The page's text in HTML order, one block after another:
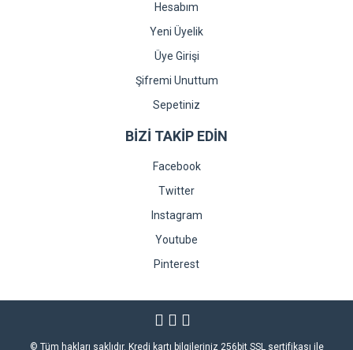
Hesabım
Yeni Üyelik
Üye Girişi
Şifremi Unuttum
Sepetiniz
BİZİ TAKİP EDİN
Facebook
Twitter
Instagram
Youtube
Pinterest
© Tüm hakları saklıdır. Kredi kartı bilgileriniz 256bit SSL sertifikası ile